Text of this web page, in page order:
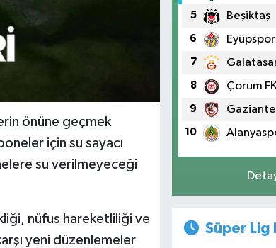
önüne geçmek
için su sayacı
su verilmeyeceği
nüfus hareketliliği ve
yeni düzenlemeler
5 Beşiktaş
6 Eyüpspor
7
8 Çorum
9
10
Süper Lig